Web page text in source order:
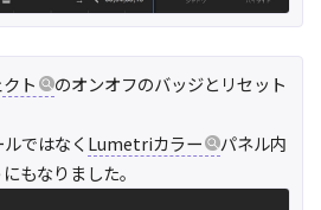
ト
のオンオフのバッジとリセット
ではなく Lumetriカラー
パネル内
もなりました。